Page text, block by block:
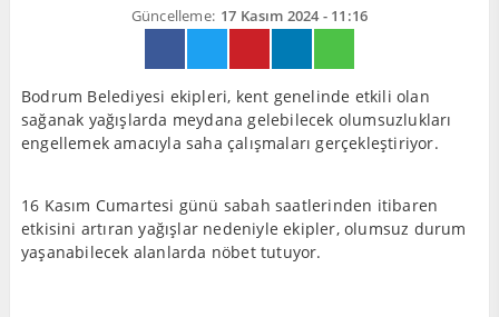
Güncelleme: 17 Kasım 2024 - 11:16
Bodrum Belediyesi ekipleri, kent genelinde etkili olan
sağanak yağışlarda meydana gelebilecek olumsuzlukları
engellemek amacıyla saha çalışmaları gerçekleştiriyor.
16 Kasım Cumartesi günü sabah saatlerinden itibaren
etkisini artıran yağışlar nedeniyle ekipler, olumsuz durum
yaşanabilecek alanlarda nöbet tutuyor.